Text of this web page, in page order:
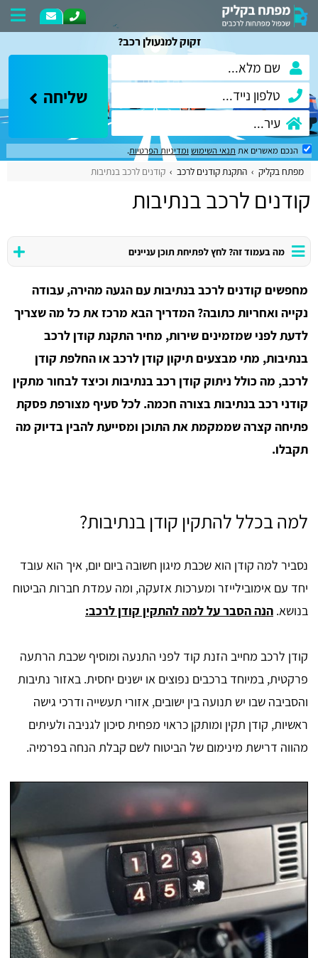
זקוק למנעולן רכב?
שליחה
הנכם מאשרים את תנאי השימוש ומדיניות הפרטיות.
מפתח בקליק התקנת קודנים לרכב קודנים לרכב בנתיבות
קודנים לרכב בנתיבות
מה בעמוד זה? לחץ לפתיחת תוכן עניינים
מחפשים קודנים לרכב בנתיבות עם הגעה מהירה, עבודה
נקייה ואחריות כתובה? המדריך הבא מרכז את כל מה שצריך
לדעת לפני שמזמינים שירות, מחיר התקנת קודן לרכב
בנתיבות, מתי מבצעים תיקון קודן לרכב או החלפת קודן
לרכב, מה כולל ניתוק קודן רכב בנתיבות וכיצד לבחור מתקין
קודני רכב בנתיבות בצורה חכמה. לכל סעיף מצורפת פסקת
פתיחה קצרה שממקמת את התוכן ומסייעת להבין בדיוק מה
תקבלו.
למה בכלל להתקין קודן בנתיבות?
נסביר למה קודן הוא שכבת מיגון חשובה ביום יום, איך הוא עובד
יחד עם אימובילייזר ומערכות אזעקה, ומה עמדת חברות הביטוח
בנושא. הנה הסבר על למה להתקין קודן לרכב:
קודן לרכב מחייב הזנת קוד לפני התנעה ומוסיף שכבת הרתעה
פרקטית, במיוחד ברכבים נפוצים או ישנים יחסית. באזור נתיבות
והסביבה שבו יש תנועה בין ישובים, אזורי תעשייה ודרכי גישה
ראשיות, קודן תקין ומותקן כראוי מפחית סיכון לגניבה ולעיתים
מהווה דרישת מינימום של הביטוח לשם קבלת הנחה בפרמיה.